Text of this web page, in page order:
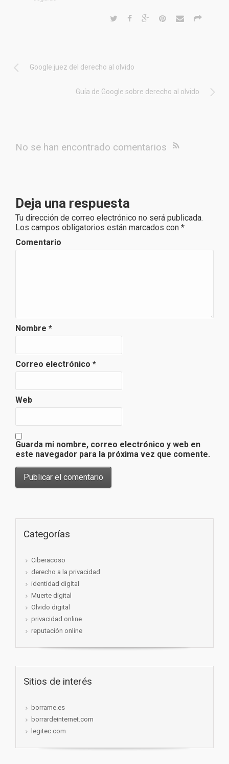
Google juez del derecho al olvido
Guía de Google sobre derecho al olvido
No se han encontrado comentarios
Deja una respuesta
Tu dirección de correo electrónico no será publicada.
Los campos obligatorios están marcados con *
Comentario
Nombre *
Correo electrónico *
Web
Guarda mi nombre, correo electrónico y web en
este navegador para la próxima vez que comente.
Categorías
Ciberacoso
derecho a la privacidad
identidad digital
Muerte digital
Olvido digital
privacidad online
reputación online
Sitios de interés
borrame.es
borrardeinternet.com
legitec.com